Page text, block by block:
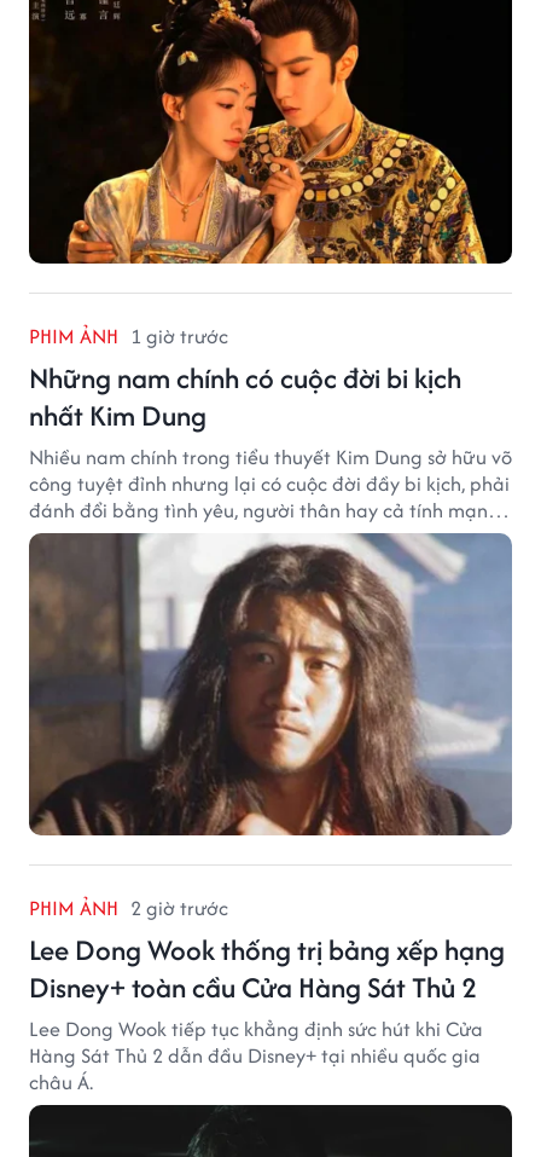
PHIM ẢNH 1 giờ trước
Những nam chính có cuộc đời bi kịch
nhất Kim Dung
Nhiều nam chính trong tiểu thuyết Kim Dung sở hữu võ
công tuyệt đỉnh nhưng lại có cuộc đời đầy bi kịch, phải
đánh đổi bằng tình yêu, người thân hay cả tính mạng,
khiến độc giả không khỏi tiếc nuối.
PHIM ẢNH 2 giờ trước
Lee Dong Wook thống trị bảng xếp hạng
Disney+ toàn cầu Cửa Hàng Sát Thủ 2
Lee Dong Wook tiếp tục khẳng định sức hút khi Cửa
Hàng Sát Thủ 2 dẫn đầu Disney+ tại nhiều quốc gia
châu Á.